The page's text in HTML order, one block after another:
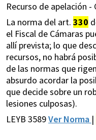
Recurso de apelación
La norma del art. 330
el Fiscal de Cámaras
allí prevista; lo que
recursos, no habrá
de las normas que
absurdo acordar la
que decide sobre un
lesiones culposas).
LEYB 3589Ver Norma |